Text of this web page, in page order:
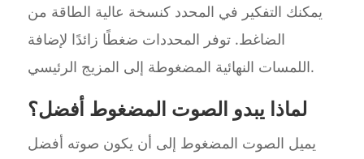
يمكنك التفكير في المحدد كنسخة عالية الطاقة من
الضاغط. توفر المحددات ضغطًا زائدًا لإضافة
اللمسات النهائية المضغوطة إلى المزيج الرئيسي.
لماذا يبدو الصوت المضغوط أفضل؟
يميل الصوت المضغوط إلى أن يكون صوته أفضل